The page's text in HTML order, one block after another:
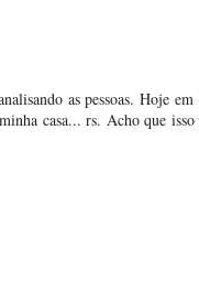
as pessoas. Hoje
casa... rs. Acho que